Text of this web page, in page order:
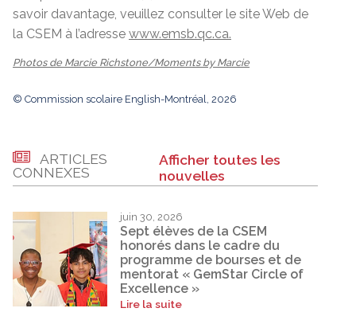
savoir davantage, veuillez consulter le site Web de
la CSEM à l’adresse www.emsb.qc.ca.
Photos de Marcie Richstone/Moments by Marcie
© Commission scolaire English-Montréal, 2026
ARTICLES
CONNEXES
Afficher toutes les
nouvelles
juin 30, 2026
Sept élèves de la CSEM
honorés dans le cadre du
programme de bourses et de
mentorat « GemStar Circle of
Excellence »
Lire la suite